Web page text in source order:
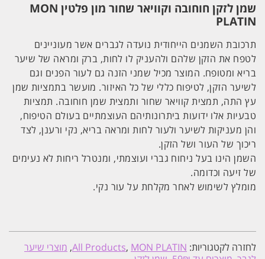
פלטין
שמן לזקן חוחובה וקוויאר שחור מון פלטין MON
PLATIN
תרכובת השמנים הייחודית נועדה לגברים אשר מעוניינים
לטפח את הזקן שלהם ולהעניק לו לחות, ברק ומראה של שיער
בריא ומטופח. המוצר מכיל שמני הזנה גם לעור הפנים וגם
לשיער הזקן, לטיפוח כללי של כל האיזור. מועשר בתמציות שמן
עץ התה, תמצית קוויאר שחור ותמצית שמן חוחובה. תמציות
טבעיות אלו ידועות ביתרונותיהם העוצמתיים בעולם הטיפוח,
והן מעניקות לשיער ולעור לחות ומראה בריא, נקי ורענן, לצד
ריכוך של העור ושל הזקן.
השמן הינו בעל ניחוח גברי ועוצמתי, ומנטרל ריחות לא נעימים
של זיעה וכדומה.
מומלץ לשימוש לאחר מקלחת על עור נקי.
לחזרה לקטגוריות: All Products, MON PLATIN
, מוצרי שיער